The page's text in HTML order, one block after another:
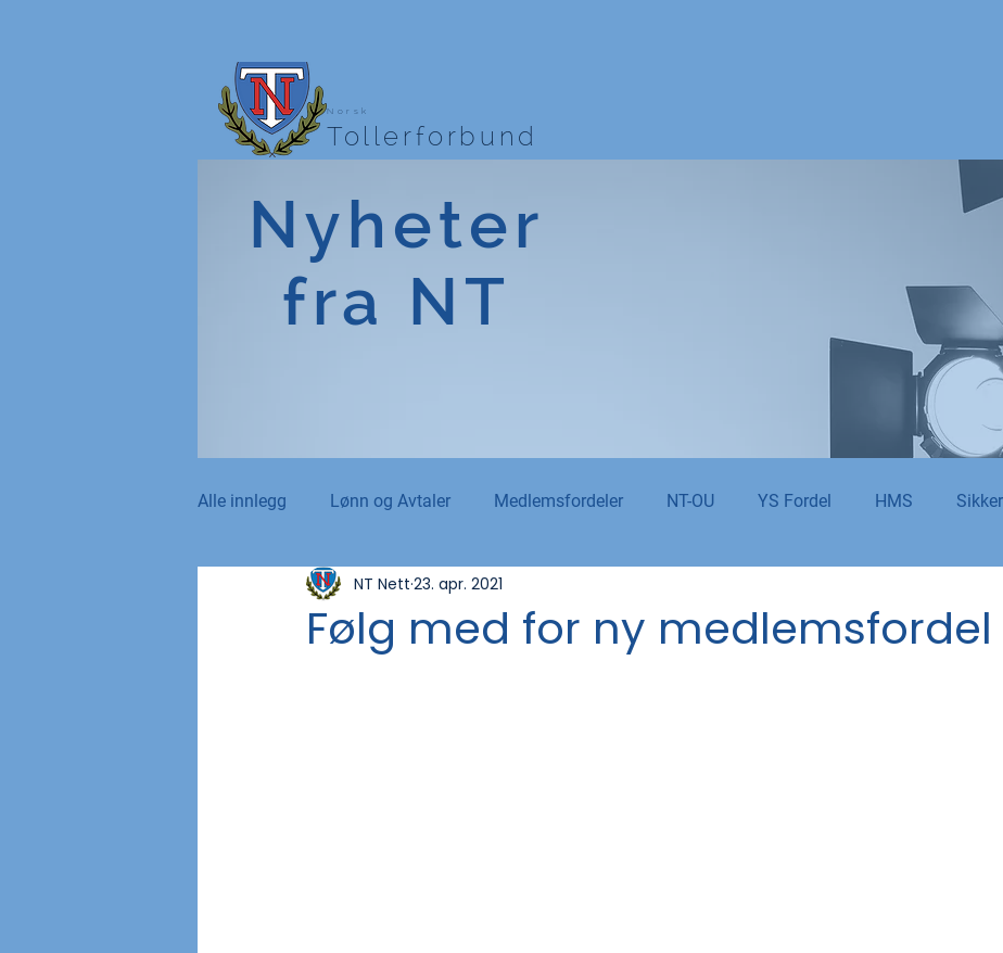
Norsk
Tollerforbund
Nyheter
fra NT
Alle innlegg Lønn og Avtaler Medlemsfordeler NT-OU YS Fordel HMS
Norsk Tollblad Kurs og Utdanning
Følg med for ny medlemsfordel
NT Nett 23. apr. 2021